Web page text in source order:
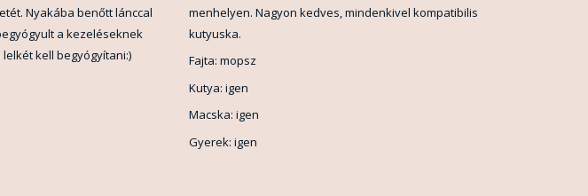
Nyakába benőtt lánccal
a kezeléseknek
kell begyógyítani:)
menhelyen. Nagyon kedves, mindenkivel kompatibilis
kutyuska.
Fajta: mopsz
Kutya: igen
Macska: igen
Gyerek: igen